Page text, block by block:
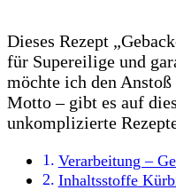
Dieses Rezept
für Supereilige und
möchte ich den Anstoß
Motto – gibt es auf
unkomplizierte
Verarbeitung –
Inhaltsstoffe